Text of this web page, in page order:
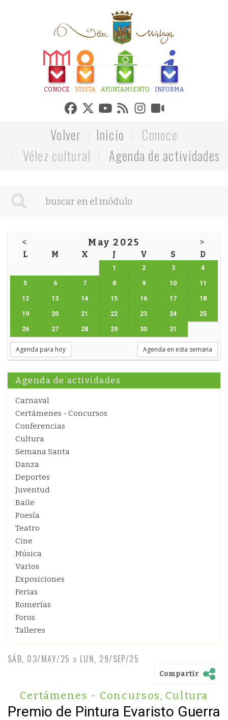
CONOCE VISITA AYUNTAMIENTO INFORMA
Volver Inicio
Conoce
Vélez cultural
Agenda de actividades
< May 2025 >
L M X J V S D
1 2 3 4
5 6 7 8 9 10 11
12 13 14 15 16 17 18
19 20 21 22 23 24 25
26 27 28 29 30 31
Agenda para hoy Agenda en esta semana
Agenda de actividades
Carnaval
Certámenes - Concursos
Conferencias
Cultura
Semana Santa
Danza
Deportes
Juventud
Baile
Poesía
Teatro
Cine
Música
Varios
Exposiciones
Ferias
Romerías
Foros
Talleres
SÁB, 03/MAY/25 a LUN, 29/SEP/25
Compartir
Certámenes - Concursos, Cultura
Premio de Pintura Evaristo Guerra